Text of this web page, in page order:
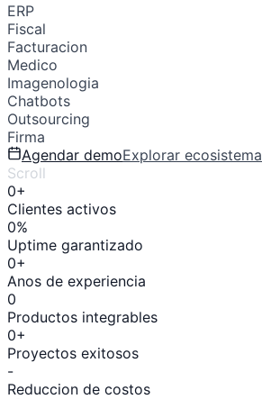
ERP
Fiscal
Facturacion
Medico
Imagenologia
Chatbots
Outsourcing
Firma
Agendar demoExplorar ecosistema
Scroll
0+
Clientes activos
0%
Uptime garantizado
0+
Anos de experiencia
0
Productos integrables
0+
Proyectos exitosos
-
Reduccion de costos